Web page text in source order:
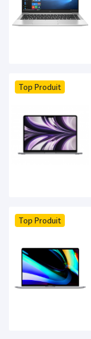
Top Produit
Top Produit